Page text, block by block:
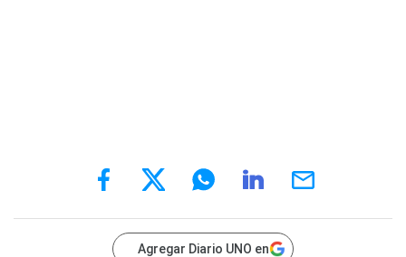
Agregar Diario UNO en